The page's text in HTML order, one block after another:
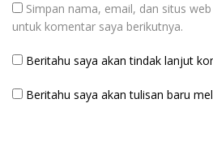
Simpan nama, email, dan situs
untuk komentar saya berikutnya.
Beritahu saya akan tindak lanjut
Beritahu saya akan tulisan baru